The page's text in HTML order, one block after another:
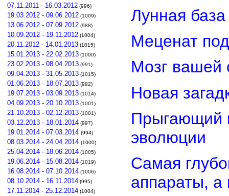
07.11.2011 - 16.03.2012 (996)
19.03.2012 - 09.06.2012 (1009)
13.06.2012 - 07.09.2012 (988)
10.09.2012 - 19.11.2012 (1004)
20.11.2012 - 14.01.2013 (1015)
15.01.2013 - 22.02.2013 (1000)
23.02.2013 - 08.04.2013 (991)
09.04.2013 - 31.05.2013 (1015)
01.06.2013 - 18.07.2013 (992)
19.07.2013 - 03.09.2013 (1014)
04.09.2013 - 20.10.2013 (1001)
21.10.2013 - 02.12.2013 (1001)
03.12.2013 - 18.01.2014 (997)
19.01.2014 - 07.03.2014 (994)
08.03.2014 - 24.04.2014 (1000)
25.04.2014 - 18.06.2014 (1005)
19.06.2014 - 15.08.2014 (1019)
16.08.2014 - 07.10.2014 (1006)
08.10.2014 - 16.11.2014 (995)
17.11.2014 - 25.12.2014 (1004)
Лунная
Меценат
Мозг вашей
Новая
Прыгающий
эволюции
Самая
аппараты, а